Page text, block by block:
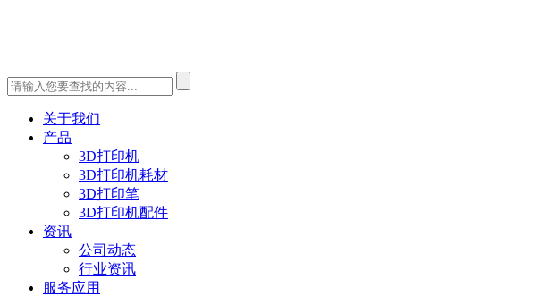
关于我们
产品
3D打印机
3D打印机耗材
3D打印笔
3D打印机配件
资讯
公司动态
行业资讯
服务应用